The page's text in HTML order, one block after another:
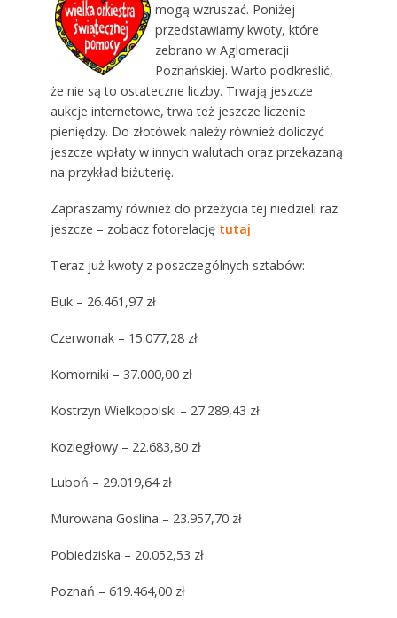
mogą wzruszać. Poniżej
przedstawiamy kwoty, które
zebrano w Aglomeracji
Poznańskiej. Warto podkreślić,
że nie są to ostateczne liczby. Trwają jeszcze
aukcje internetowe, trwa też jeszcze liczenie
pieniędzy. Do złotówek należy również doliczyć
jeszcze wpłaty w innych walutach oraz przekazaną
na przykład biżuterię.
Zapraszamy również do przeżycia tej niedzieli raz
jeszcze – zobacz fotorelację tutaj
Teraz już kwoty z poszczególnych sztabów:
Buk – 26.461,97 zł
Czerwonak – 15.077,28 zł
Komorniki – 37.000,00 zł
Kostrzyn Wielkopolski – 27.289,43 zł
Koziegłowy – 22.683,80 zł
Luboń – 29.019,64 zł
Murowana Goślina – 23.957,70 zł
Pobiedziska – 20.052,53 zł
Poznań – 619.464,00 zł